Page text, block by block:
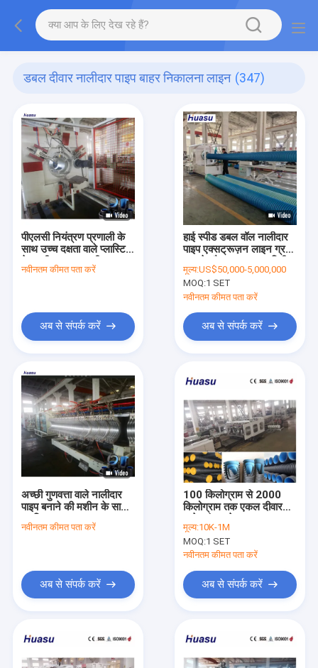
डबल दीवार नालीदार पाइप बाहर निकालना लाइन (347)
पीएलसी नियंत्रण प्रणाली के
साथ उच्च दक्षता वाले प्लास्टिक
के नालीदार पाइप मशीन
एक्सट्रूज़न लाइन
नवीनतम कीमत पता करें
अब से संपर्क करें
हाई स्पीड डबल वॉल नालीदार
पाइप एक्सट्रूज़न लाइन ग्रह
व्यास रेंज के साथ
मूल्य:US$50,000-5,000,000
MOQ:1 SET
नवीनतम कीमत पता करें
अब से संपर्क करें
अच्छी गुणवत्ता वाले नालीदार
पाइप बनाने की मशीन के साथ
प्लास्टिक पाइप उत्पादन
एक्सट्रूज़न लाइन
नवीनतम कीमत पता करें
अब से संपर्क करें
100 किलोग्राम से 2000
किलोग्राम तक एकल दीवार
एक्सट्रूज़न लाइन पीएलसी
नियंत्रण प्रणाली के साथ
संयुक्त है जो एक समान पाइप
मूल्य:10K-1M
MOQ:1 SET
नवीनतम कीमत पता करें
अब से संपर्क करें